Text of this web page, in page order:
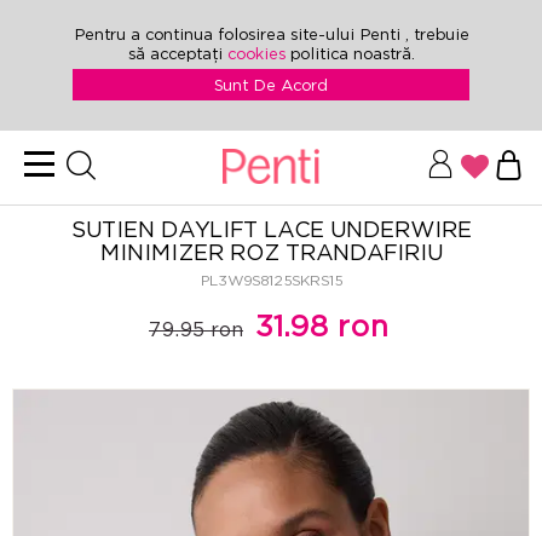
Pentru a continua folosirea site-ului Penti , trebuie
să acceptați cookies politica noastră.
Sunt De Acord
SUTIEN DAYLIFT LACE UNDERWIRE
MINIMIZER ROZ TRANDAFIRIU
PL3W9S8125SKRS15
79.95 ron 31.98 ron